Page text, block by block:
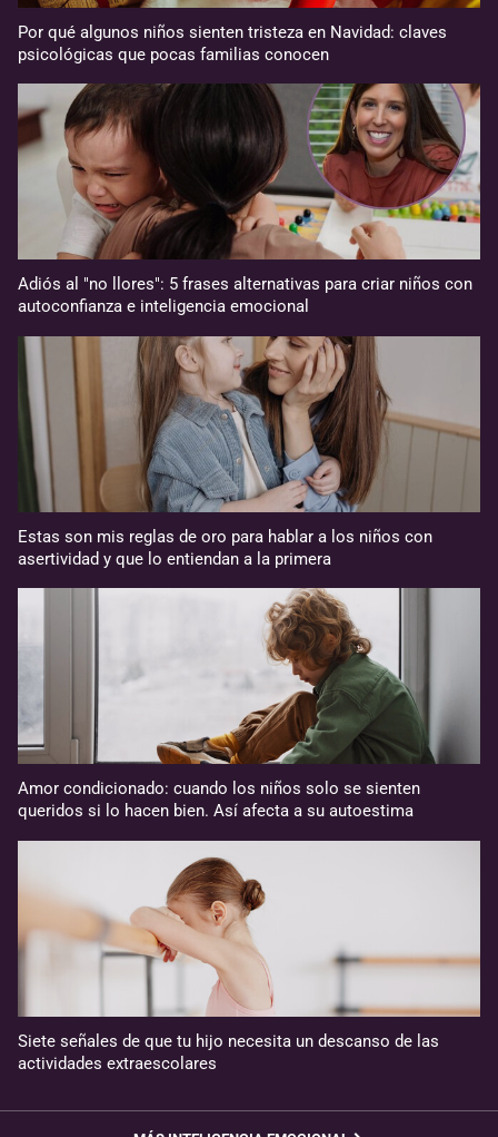
Por qué algunos niños sienten tristeza en Navidad: claves
psicológicas que pocas familias conocen
Adiós al "no llores": 5 frases alternativas para criar niños con
autoconfianza e inteligencia emocional
Estas son mis reglas de oro para hablar a los niños con
asertividad y que lo entiendan a la primera
Amor condicionado: cuando los niños solo se sienten
queridos si lo hacen bien. Así afecta a su autoestima
Siete señales de que tu hijo necesita un descanso de las
actividades extraescolares